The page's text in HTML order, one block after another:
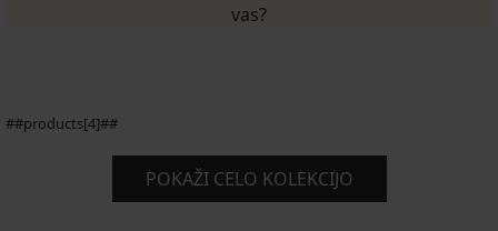
vas?
##products[4]##
POKAŽI CELO KOLEKCIJO